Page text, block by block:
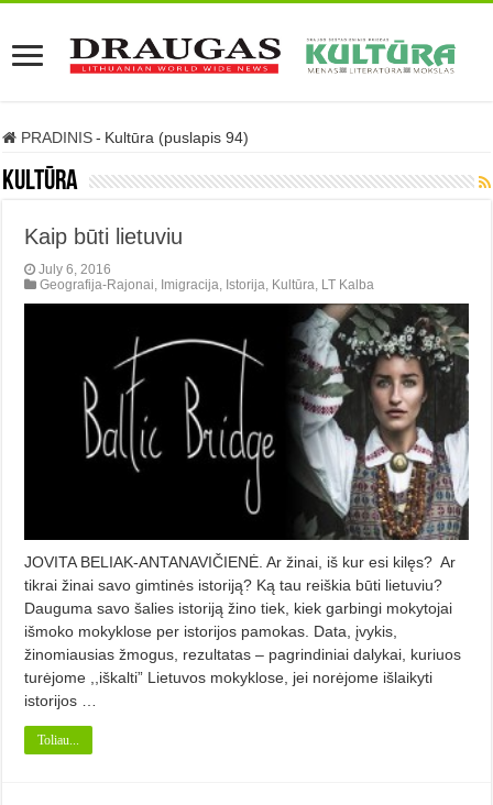
PRADINIS - Kultūra (puslapis 94)
Kultūra
Kaip būti lietuviu
July 6, 2016
Geografija-Rajonai, Imigracija, Istorija, Kultūra, LT Kalba
JOVITA BELIAK-ANTANAVIČIENĖ. Ar žinai, iš kur esi kilęs? Ar
tikrai žinai savo gimtinės istoriją? Ką tau reiškia būti lietuviu?
Dauguma savo šalies istoriją žino tiek, kiek garbingi mokytojai
išmoko mokyklose per istorijos pamokas. Data, įvykis,
žinomiausias žmogus, rezultatas – pagrindiniai dalykai, kuriuos
turėjome ,,iškalti” Lietuvos mokyklose, jei norėjome išlaikyti
istorijos …
Toliau...